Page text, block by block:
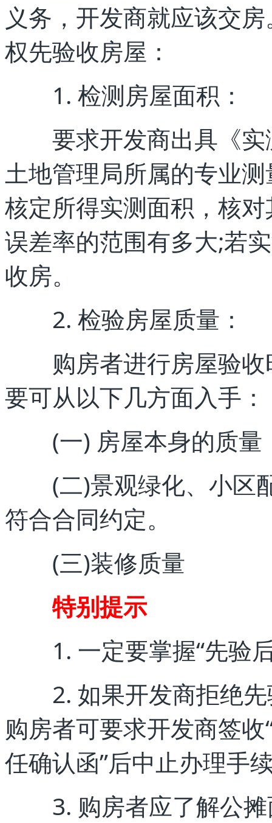
义务，开发商就应该交
权先验收房屋：
1. 检测房屋面积：
要求开发商出具《实
土地管理局所属的专业
核定所得实测面积，核
误差率的范围有多大;若
收房。
2. 检验房屋质量：
购房者进行房屋验收
要可从以下几方面入手：
(一) 房屋本身的质量
(二)景观绿化、小区
符合合同约定。
(三)装修质量
特别提示
1. 一定要掌握“先验
2. 如果开发商拒绝先
购房者可要求开发商签
任确认函”后中止办理手
3. 购房者应了解公摊